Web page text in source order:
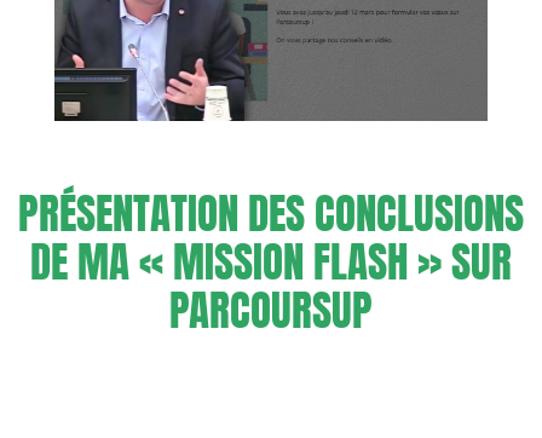
PRÉSENTATION DES CONCLUSIONS
DE MA « MISSION FLASH » SUR
PARCOURSUP